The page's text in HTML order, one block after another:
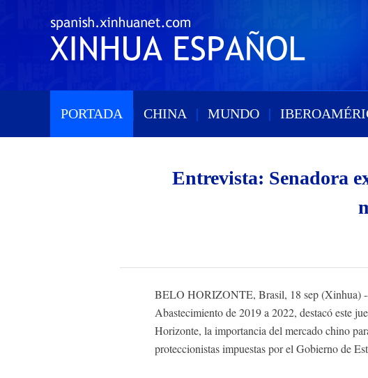
PORTADA | CHINA | MUNDO |
Entrevista: Senadora
BELO HORIZONTE, Brasil, 18 sep (Xinhua)
Abastecimiento de 2019 a 2022, destacó este
Horizonte, la importancia del mercado chino
proteccionistas impuestas por el Gobierno de